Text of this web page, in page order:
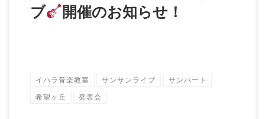
ブ
開催のお知らせ！
イハラ音楽教室 サンサンライブ サンハート
希望ヶ丘 発表会